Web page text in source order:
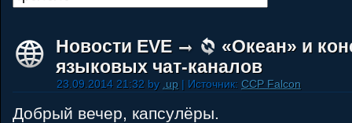
Новости EVE
«Океан» и
языковых чат-каналов
23.09.2014 21:32 by .up | Источник: CCP Falcon
Добрый вечер, капсулёры.